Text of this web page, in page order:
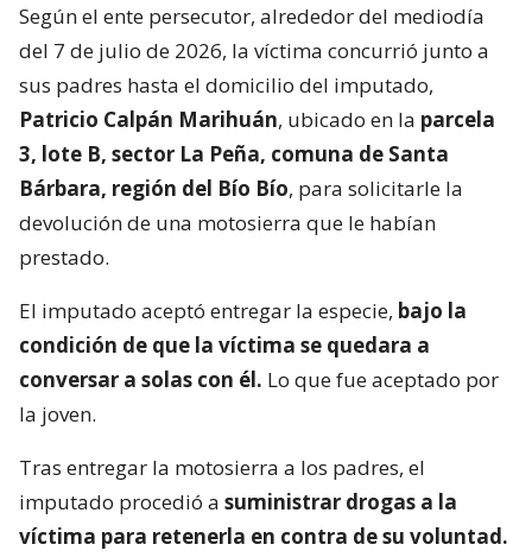
Según el ente persecutor, alrededor del mediodía
del 7 de julio de 2026, la víctima concurrió junto a
sus padres hasta el domicilio del imputado,
Patricio Calpán Marihuán, ubicado en la parcela
3, lote B, sector La Peña, comuna de Santa
Bárbara, región del Bío Bío, para solicitarle la
devolución de una motosierra que le habían
prestado.
El imputado aceptó entregar la especie, bajo la
condición de que la víctima se quedara a
conversar a solas con él. Lo que fue aceptado por
la joven.
Tras entregar la motosierra a los padres, el
imputado procedió a suministrar drogas a la
víctima para retenerla en contra de su voluntad.